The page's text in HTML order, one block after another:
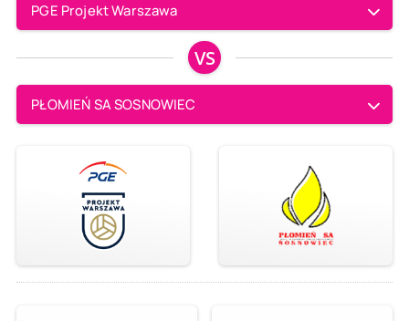
PGE Projekt Warszawa
VS
PŁOMIEŃ SA SOSNOWIEC